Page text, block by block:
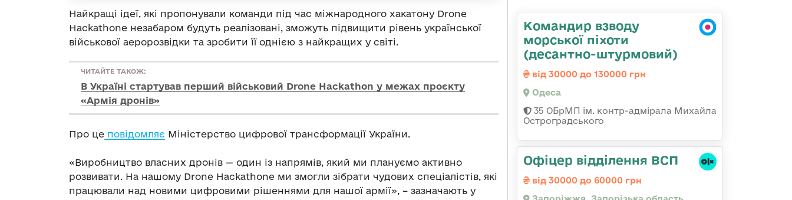
Найкращі ідеї, які пропонували команди під час міжнародного хакатону Drone
Hackathone незабаром будуть реалізовані, зможуть підвищити рівень української
військової аеророзвідки та зробити її однією з найкращих у світі.
ЧИТАЙТЕ ТАКОЖ:
В Україні стартував перший військовий Drone Hackathon у межах проєкту
«Армія дронів»
Про це повідомляє Міністерство цифрової трансформації України.
«Виробництво власних дронів — один із напрямів, який ми плануємо активно
розвивати. На нашому Drone Hackathone ми змогли зібрати чудових спеціалістів, які
працювали над новими цифровими рішеннями для нашої армії», – зазначають у
Командир взводу
морської піхоти
(десантно-штурмовий)
від 30000 до 130000 грн
Одеса
35 ОБрМП ім. контр-адмірала Михайла
Остроградського
Офіцер відділення ВСП
від 30000 до 60000 грн